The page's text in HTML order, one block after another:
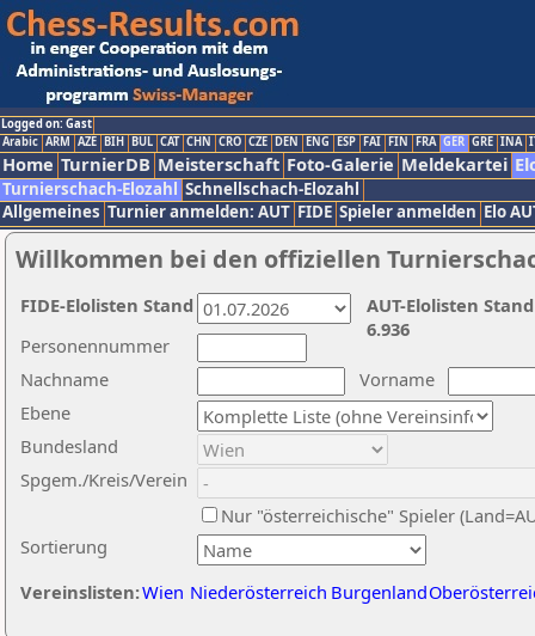
Logged on: Gast
Arabic ARM AZE BIH BUL CAT CHN CRO CZE DEN ENG ESP FAI FIN FRA GER GRE INA
Home TurnierDB Meisterschaft Foto-Galerie Meldekartei
Turnierschach-Elozahl Schnellschach-Elozahl
Allgemeines Turnier anmelden: AUT FIDE Spieler anmelden Elo
Willkommen bei den offiziellen
Nachname
Vorname
Ebene
Sortierung
Personennummer
Bundesland
Spgem./Kreis/Verein
Nur "österreichische" Spieler
Vereinslisten:Wien Niederösterreich Burgenland
AUT-Elolisten
6.936
FIDE-Elolisten Stand